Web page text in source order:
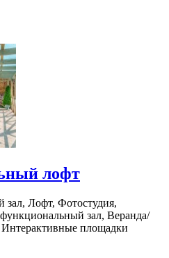
лофт
Лофт, Фотостудия,
зал, Веранда/
Интерактивные площадки